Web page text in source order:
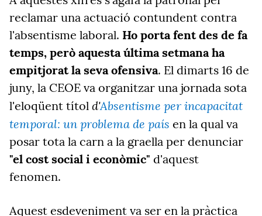
reclamar una actuació contundent contra
l'absentisme laboral. Ho porta fent des de fa
temps, però aquesta última setmana ha
empitjorat la seva ofensiva. El dimarts 16 de
juny, la CEOE va organitzar una jornada sota
l'eloqüent títol d'Absentisme per incapacitat
temporal: un problema de país en la qual va
posar tota la carn a la graella per denunciar
"el cost social i econòmic" d'aquest
fenomen.
Aquest esdeveniment va ser en la pràctica